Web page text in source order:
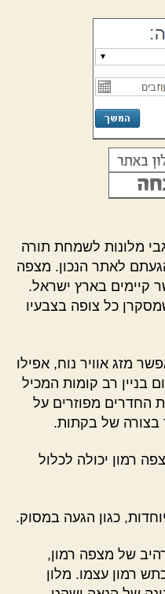
מלונות לשמחת תורה
הגעתם לאתר הנכון. מצפה
קיימים בארץ ישראל.
כל צופה בצבעיו
מזג אוויר נוח, אפילו
בניין רב קומות המכיל
החדרים מפוזרים על
בצורה של בקתות.
רמון יכולה לכלול
כגון הגעה במסוק.
של מצפה רמון,
רמון עצמו. מלון